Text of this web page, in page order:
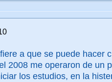
a que se puede hacer
2008 me operaron de un
los estudios, en la